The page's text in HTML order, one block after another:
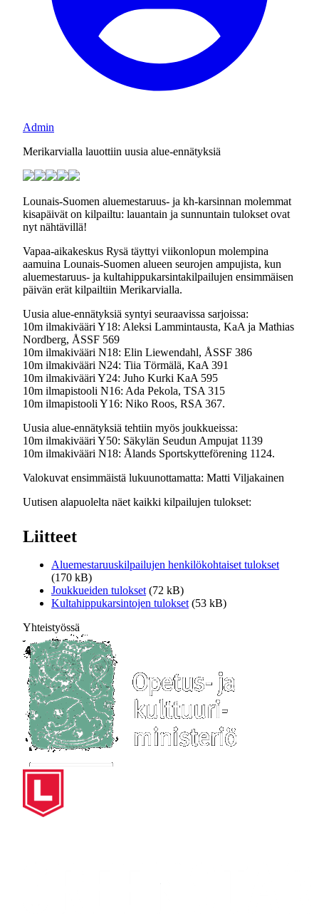
Admin
Merikarvialla lauottiin uusia alue-ennätyksiä
Lounais-Suomen aluemestaruus- ja kh-karsinnan molemmat
kisapäivät on kilpailtu: lauantain ja sunnuntain tulokset ovat
nyt nähtävillä!
Vapaa-aikakeskus Rysä täyttyi viikonlopun molempina
aamuina Lounais-Suomen alueen seurojen ampujista, kun
aluemestaruus- ja kultahippukarsintakilpailujen ensimmäisen
päivän erät kilpailtiin Merikarvialla.
Uusia alue-ennätyksiä syntyi seuraavissa sarjoissa:
10m ilmakivääri Y18: Aleksi Lammintausta, KaA ja Mathias
Nordberg, ÅSSF 569
10m ilmakivääri N18: Elin Liewendahl, ÅSSF 386
10m ilmakivääri N24: Tiia Törmälä, KaA 391
10m ilmakivääri Y24: Juho Kurki KaA 595
10m ilmapistooli N16: Ada Pekola, TSA 315
10m ilmapistooli Y16: Niko Roos, RSA 367.
Uusia alue-ennätyksiä tehtiin myös joukkueissa:
10m ilmakivääri Y50: Säkylän Seudun Ampujat 1139
10m ilmakivääri N18: Ålands Sportskytteförening 1124.
Valokuvat ensimmäistä lukuunottamatta: Matti Viljakainen
Uutisen alapuolelta näet kaikki kilpailujen tulokset:
Liitteet
Aluemestaruuskilpailujen henkilökohtaiset tulokset
(170 kB)
Joukkueiden tulokset (72 kB)
Kultahippukarsintojen tulokset (53 kB)
Yhteistyössä